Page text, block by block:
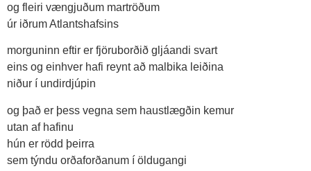
og fleiri vængjuðum mar­tröðum
úr iðrum Atlants­hafs­ins
morg­un­inn eft­ir er fjöru­borðið gljá­andi svart
eins og ein­hver hafi reynt að mal­bika leiðina
niður í und­ir­djúp­in
og það er þess vegna sem haust­lægðin kem­ur
utan af haf­inu
hún er rödd þeirra
sem týndu orðaforðanum í öldu­gangi